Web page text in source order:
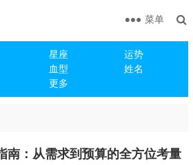
星座
运势
血型
姓名
更多
菜单
南：从需求到预算的全方位考量